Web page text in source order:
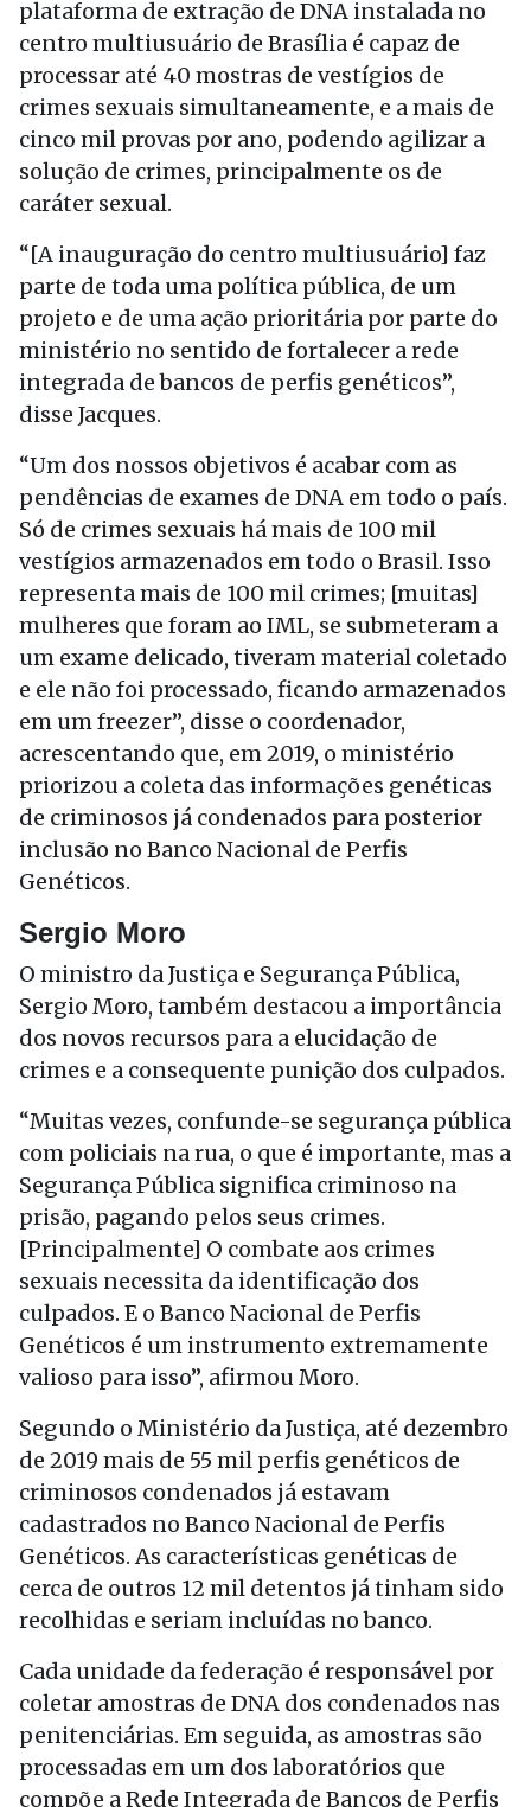
plataforma de extração de DNA instalada no
centro multiusuário de Brasília é capaz de
processar até 40 mostras de vestígios de
crimes sexuais simultaneamente, e a mais de
cinco mil provas por ano, podendo agilizar a
solução de crimes, principalmente os de
caráter sexual.
“[A inauguração do centro multiusuário] faz
parte de toda uma política pública, de um
projeto e de uma ação prioritária por parte do
ministério no sentido de fortalecer a rede
integrada de bancos de perfis genéticos”,
disse Jacques.
“Um dos nossos objetivos é acabar com as
pendências de exames de DNA em todo o país.
Só de crimes sexuais há mais de 100 mil
vestígios armazenados em todo o Brasil. Isso
representa mais de 100 mil crimes; [muitas]
mulheres que foram ao IML, se submeteram a
um exame delicado, tiveram material coletado
e ele não foi processado, ficando armazenados
em um freezer”, disse o coordenador,
acrescentando que, em 2019, o ministério
priorizou a coleta das informações genéticas
de criminosos já condenados para posterior
inclusão no Banco Nacional de Perfis
Genéticos.
Sergio Moro
O ministro da Justiça e Segurança Pública,
Sergio Moro, também destacou a importância
dos novos recursos para a elucidação de
crimes e a consequente punição dos culpados.
“Muitas vezes, confunde-se segurança pública
com policiais na rua, o que é importante, mas a
Segurança Pública significa criminoso na
prisão, pagando pelos seus crimes.
[Principalmente] O combate aos crimes
sexuais necessita da identificação dos
culpados. E o Banco Nacional de Perfis
Genéticos é um instrumento extremamente
valioso para isso”, afirmou Moro.
Segundo o Ministério da Justiça, até dezembro
de 2019 mais de 55 mil perfis genéticos de
criminosos condenados já estavam
cadastrados no Banco Nacional de Perfis
Genéticos. As características genéticas de
cerca de outros 12 mil detentos já tinham sido
recolhidas e seriam incluídas no banco.
Cada unidade da federação é responsável por
coletar amostras de DNA dos condenados nas
penitenciárias. Em seguida, as amostras são
processadas em um dos laboratórios que
compõe a Rede Integrada de Bancos de Perfis